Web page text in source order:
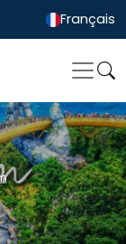
Français